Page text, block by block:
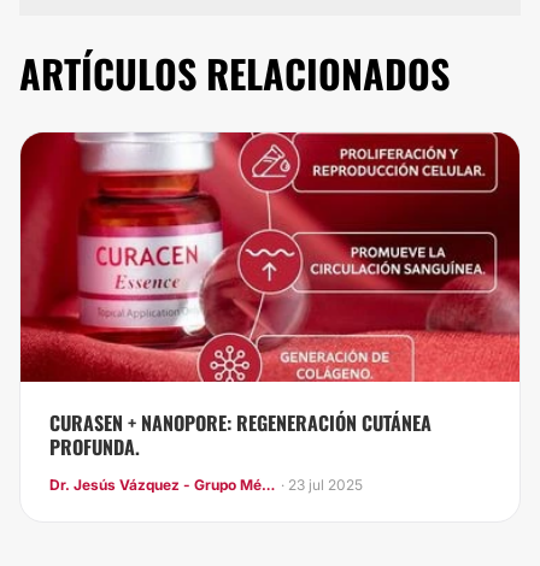
ARTÍCULOS RELACIONADOS
CURASEN + NANOPORE: REGENERACIÓN CUTÁNEA
PROFUNDA.
Dr. Jesús Vázquez - Grupo Médico LIFE · 23 jul 2025